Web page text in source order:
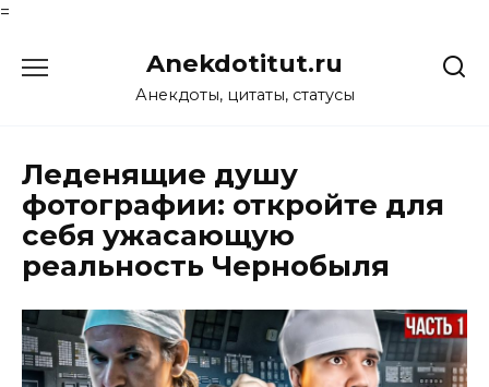
=
Anekdotitut.ru
Анекдоты, цитаты, статусы
Леденящие душу
фотографии: откройте для
себя ужасающую
реальность Чернобыля